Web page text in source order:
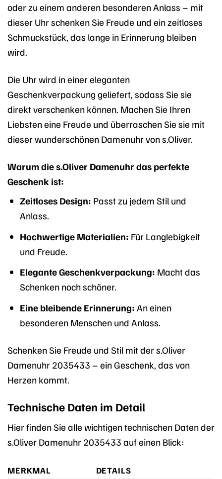
oder zu einem anderen besonderen Anlass – mit
dieser Uhr schenken Sie Freude und ein zeitloses
Schmuckstück, das lange in Erinnerung bleiben
wird.
Die Uhr wird in einer eleganten
Geschenkverpackung geliefert, sodass Sie sie
direkt verschenken können. Machen Sie Ihren
Liebsten eine Freude und überraschen Sie sie mit
dieser wunderschönen Damenuhr von s.Oliver.
Warum die s.Oliver Damenuhr das perfekte
Geschenk ist:
Zeitloses Design: Passt zu jedem Stil und
Anlass.
Hochwertige Materialien: Für Langlebigkeit
und Freude.
Elegante Geschenkverpackung: Macht das
Schenken noch schöner.
Eine bleibende Erinnerung: An einen
besonderen Menschen und Anlass.
Schenken Sie Freude und Stil mit der s.Oliver
Damenuhr 2035433 – ein Geschenk, das von
Herzen kommt.
Technische Daten im Detail
Hier finden Sie alle wichtigen technischen Daten der
s.Oliver Damenuhr 2035433 auf einen Blick:
MERKMAL DETAILS